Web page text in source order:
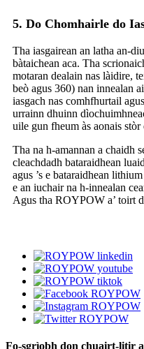
5. Do Chomhairle do
Tha iasgairean an latha an-
bàtaichean aca. Tha
motaran dealain nas làidire,
beò agus 360) nan innealan
iasgach nas comhfhurtail
urrainn dhuinn
uile gun fheum às aonais stòr
Tha na h-amannan a chaidh
cleachdadh bataraidhean
agus ’s e bataraidhean
e an iuchair na h-innealan
Agus tha ROYPOW a’ toirt
Fo-sgrìobh don chuairt-litir